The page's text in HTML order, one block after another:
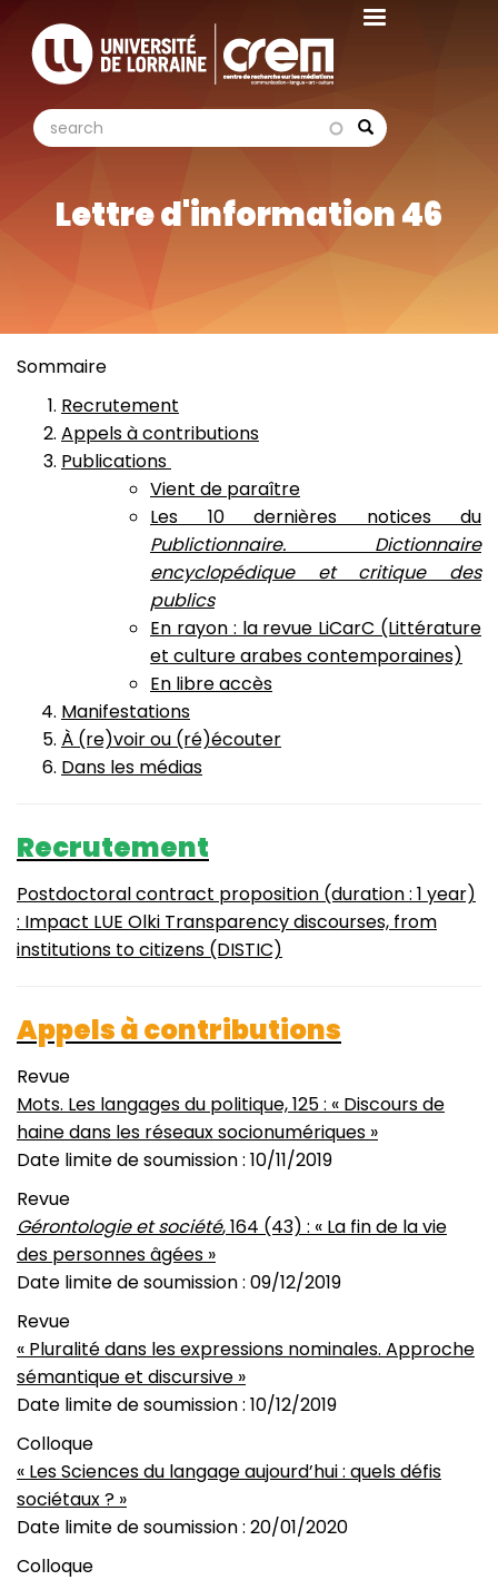
contenu
Search
search search
Lettre d'information 46
Sommaire
Recrutement
Appels à contributions
Publications
Vient de paraître
Les 10 dernières notices du
Publictionnaire. Dictionnaire
encyclopédique et critique des
publics
En rayon : la revue LiCarC (Littérature
et culture arabes contemporaines)
En libre accès
Manifestations
À (re)voir ou (ré)écouter
Dans les médias
Recrutement
Postdoctoral contract proposition (duration : 1 year)
: Impact LUE Olki Transparency discourses, from
institutions to citizens (DISTIC)
Appels à contributions
Revue
Mots. Les langages du politique, 125 : « Discours de
haine dans les réseaux socionumériques »
Date limite de soumission : 10/11/2019
Revue
Gérontologie et société, 164 (43) : « La fin de la vie
des personnes âgées »
Date limite de soumission : 09/12/2019
Revue
« Pluralité dans les expressions nominales. Approche
sémantique et discursive »
Date limite de soumission : 10/12/2019
Colloque
« Les Sciences du langage aujourd’hui : quels défis
sociétaux ? »
Date limite de soumission : 20/01/2020
Colloque